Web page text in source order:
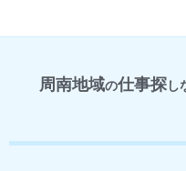
周南地域の仕事探し